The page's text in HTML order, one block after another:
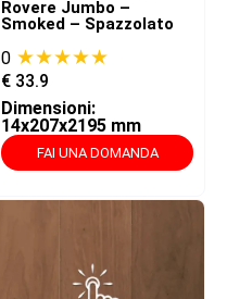
Rovere Jumbo –
Smoked – Spazzolato
0 ★★★★★
€ 33.9
Dimensioni:
14x207x2195 mm
FAI UNA DOMANDA